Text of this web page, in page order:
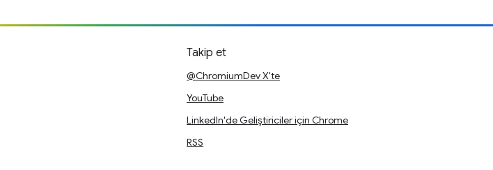
Takip et
@ChromiumDev X'te
YouTube
LinkedIn'de Geliştiriciler için Chrome
RSS